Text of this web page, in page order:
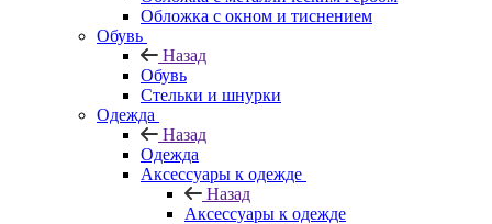
Обложка с окном и тиснением
Обувь
Назад
Обувь
Стельки и шнурки
Одежда
Назад
Одежда
Аксессуары к одежде
Назад
Аксессуары к одежде